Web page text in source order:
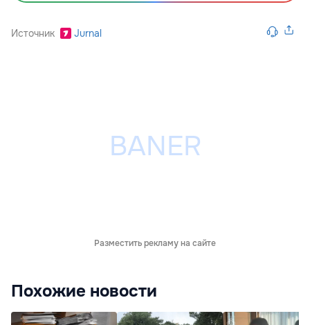
Источник Jurnal
Разместить рекламу на сайте
Похожие новости